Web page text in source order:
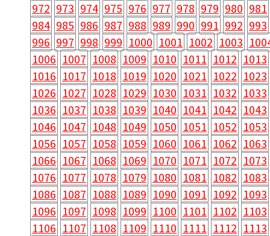
972 973 974 975 976 977 978 979 980 981
984 985 986 987 988 989 990 991 992 993
996 997 998 999 1000 1001 1002 1003
1006 1007 1008 1009 1010 1011 1012 1013
1016 1017 1018 1019 1020 1021 1022 1023
1026 1027 1028 1029 1030 1031 1032 1033
1036 1037 1038 1039 1040 1041 1042 1043
1046 1047 1048 1049 1050 1051 1052 1053
1056 1057 1058 1059 1060 1061 1062 1063
1066 1067 1068 1069 1070 1071 1072 1073
1076 1077 1078 1079 1080 1081 1082 1083
1086 1087 1088 1089 1090 1091 1092 1093
1096 1097 1098 1099 1100 1101 1102 1103
1106 1107 1108 1109 1110 1111 1112 1113